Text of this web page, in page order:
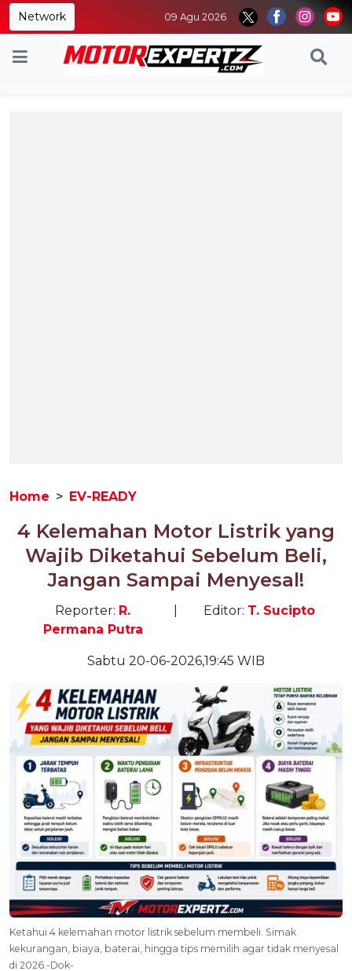
Network 09 Agu 2026
Home EV-READY
4 Kelemahan Motor Listrik yang
Wajib Diketahui Sebelum Beli,
Jangan Sampai Menyesal!
Reporter: R.
Permana Putra
Editor: T. Sucipto
Sabtu 20-06-2026,19:45 WIB
Ketahui 4 kelemahan motor listrik sebelum membeli. Simak
kekurangan, biaya, baterai, hingga tips memilih agar tidak menyesal
di 2026.-Dok-